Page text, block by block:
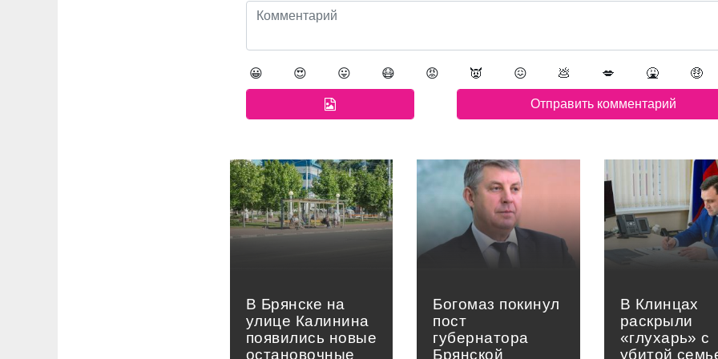
😀 😍 😛 😷 😡 👿 😖 💩 💋 🤮 🤑
В Брянске на
улице Калинина
появились новые
остановочные
Богомаз покинул
пост
губернатора
Брянской
В Клинцах
раскрыли
«глухарь» с
убитой